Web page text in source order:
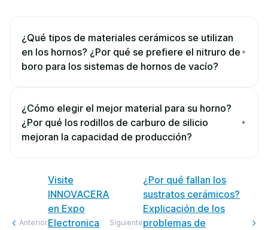
¿Qué tipos de materiales cerámicos se utilizan
en los hornos? ¿Por qué se prefiere el nitruro de
boro para los sistemas de hornos de vacío?
¿Cómo elegir el mejor material para su horno?
¿Por qué los rodillos de carburo de silicio
mejoran la capacidad de producción?
Anterior
Visite
INNOVACERA
en Expo
Electronica
Siguiente
¿Por qué fallan los
sustratos cerámicos?
Explicación de los
problemas de